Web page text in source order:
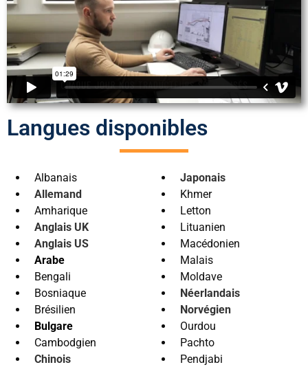
Langues disponibles
Albanais
Allemand
Amharique
Anglais UK
Anglais US
Arabe
Bengali
Bosniaque
Brésilien
Bulgare
Cambodgien
Chinois
Japonais
Khmer
Letton
Lituanien
Macédonien
Malais
Moldave
Néerlandais
Norvégien
Ourdou
Pachto
Pendjabi